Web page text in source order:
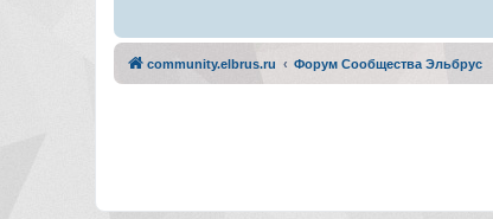
community.elbrus.ru Форум Сообщества Эльбрус